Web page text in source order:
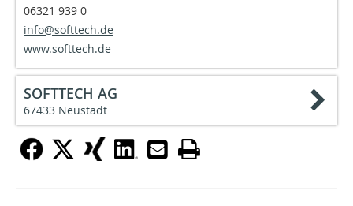
06321 939 0
info@softtech.de
www.softtech.de
SOFTTECH AG
67433 Neustadt